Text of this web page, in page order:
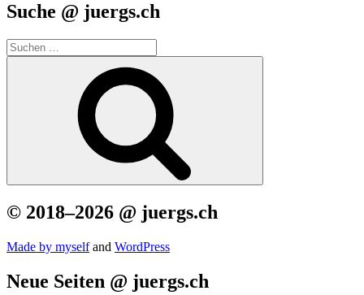
Suche @ juergs.ch
Suchen
nach:
© 2018–2026 @ juergs.ch
Made by mys­elfand Word­Press
Neue Seiten @ juergs.ch